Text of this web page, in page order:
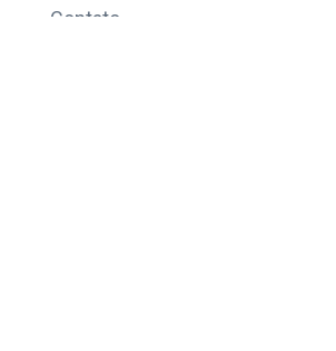
Contato